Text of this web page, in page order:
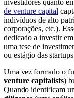
investidores quanto
de venture capital
indivíduos de alto
corporações, etc.).
dedicado a investir
uma tese de
ou estágio das startups.
Uma vez formado o
venture capitalists)
Quando identificam